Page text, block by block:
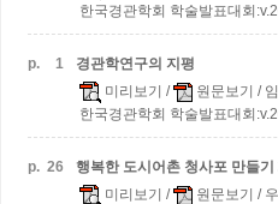
한국경관학회 학술발표대회
p. 1
경관학연구의 지평
미리보기 / 원문보기 /
한국경관학회 학술발표대회
p. 26
행복한 도시어촌 청사포 만들
미리보기 / 원문보기 /